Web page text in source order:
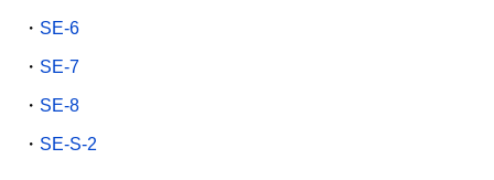
・ SE-6
・ SE-7
・ SE-8
・ SE-S-2